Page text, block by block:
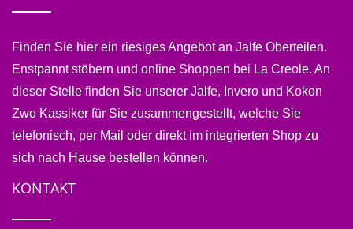
Finden Sie hier ein riesiges Angebot an Jalfe Oberteilen.
Enstpannt stöbern und online Shoppen bei La Creole. An
dieser Stelle finden Sie unserer Jalfe, Invero und Kokon
Zwo Kassiker für Sie zusammengestellt, welche Sie
telefonisch, per Mail oder direkt im integrierten Shop zu
sich nach Hause bestellen können.
KONTAKT